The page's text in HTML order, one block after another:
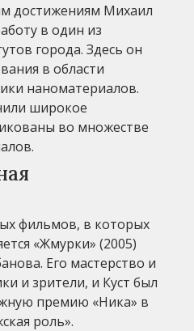
достижениям Михаил
в один из
города. Здесь он
в области
наноматериалов.
широкое
во множестве
фильмов, в которых
«Жмурки» (2005)
Его мастерство и
и зрители, и Куст был
премию «Ника» в
роль».